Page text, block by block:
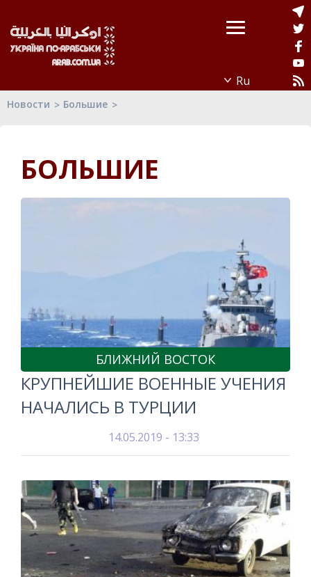
Новости Большие
БОЛЬШИЕ
БЛИЖНИЙ ВОСТОК
КРУПНЕЙШИЕ ВОЕННЫЕ УЧЕНИЯ
НАЧАЛИСЬ В ТУРЦИИ
14.05.2019 - 13:33